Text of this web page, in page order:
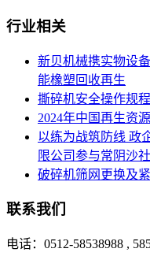
行业相关
新贝机械携实物设
能橡塑回收再生
撕碎机安全操作规程
2024年中国再生资
以练为战筑防线 政
限公司参与常阴沙
破碎机筛网更换及
联系我们
电话：0512-58538988 ,